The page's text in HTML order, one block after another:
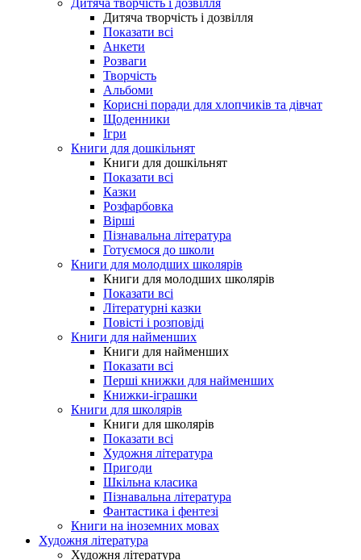
Дитяча творчість і дозвілля
Дитяча творчість і дозвілля
Показати всі
Анкети
Розваги
Творчість
Альбоми
Корисні поради для хлопчиків та дівчат
Щоденники
Ігри
Книги для дошкільнят
Книги для дошкільнят
Показати всі
Казки
Розфарбовка
Вірші
Пізнавальна література
Готуємося до школи
Книги для молодших школярів
Книги для молодших школярів
Показати всі
Літературні казки
Повісті і розповіді
Книги для найменших
Книги для найменших
Показати всі
Перші книжки для найменших
Книжки-іграшки
Книги для школярів
Книги для школярів
Показати всі
Художня література
Пригоди
Шкільна класика
Пізнавальна література
Фантастика і фентезі
Книги на іноземних мовах
Художня література
Художня література